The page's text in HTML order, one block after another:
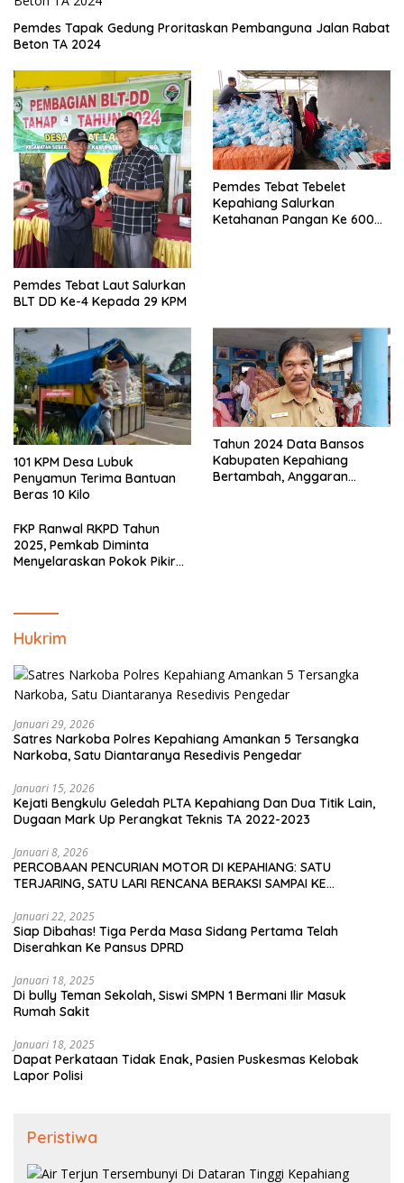
Pemdes Tapak Gedung Proritaskan Pembanguna Jalan Rabat
Beton TA 2024
Pemdes Tebat Laut Salurkan
BLT DD Ke-4 Kepada 29 KPM
Pemdes Tebat Tebelet
Kepahiang Salurkan
Ketahanan Pangan Ke 600
101 KPM Desa Lubuk
Penyamun Terima Bantuan
Beras 10 Kilo
Tahun 2024 Data Bansos
Kabupaten Kepahiang
Bertambah, Anggaran
FKP Ranwal RKPD Tahun
2025, Pemkab Diminta
Menyelaraskan Pokok Pikiran
Hukrim
Januari 29, 2026
Satres Narkoba Polres Kepahiang Amankan 5 Tersangka
Narkoba, Satu Diantaranya Resedivis Pengedar
Januari 15, 2026
Kejati Bengkulu Geledah PLTA Kepahiang Dan Dua Titik Lain,
Dugaan Mark Up Perangkat Teknis TA 2022-2023
Januari 8, 2026
PERCOBAAN PENCURIAN MOTOR DI KEPAHIANG: SATU
TERJARING, SATU LARI RENCANA BERAKSI SAMPAI KE
Januari 22, 2025
Siap Dibahas! Tiga Perda Masa Sidang Pertama Telah
Diserahkan Ke Pansus DPRD
Januari 18, 2025
Di bully Teman Sekolah, Siswi SMPN 1 Bermani Ilir Masuk
Rumah Sakit
Januari 18, 2025
Dapat Perkataan Tidak Enak, Pasien Puskesmas Kelobak
Lapor Polisi
Peristiwa